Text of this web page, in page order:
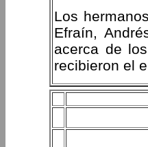
Los
Efraín,
acerca de
recibieron el